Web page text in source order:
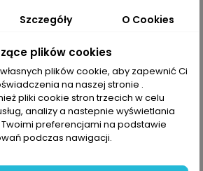
PRODUKTU
niezwykłe formy, to w tym wydaniu
prawdziwe perełki.
Szczegóły O Cookies
plików cookies
plików cookie, aby zapewnić Ci
na naszej stronie .
pliki cookie stron trzecich w celu
analizy a nastepnie wyświetlania
preferencjami na podstawie
podczas nawigacji.